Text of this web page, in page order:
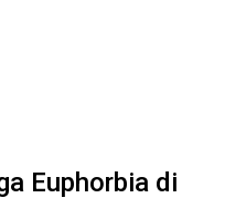
Euphorbia di